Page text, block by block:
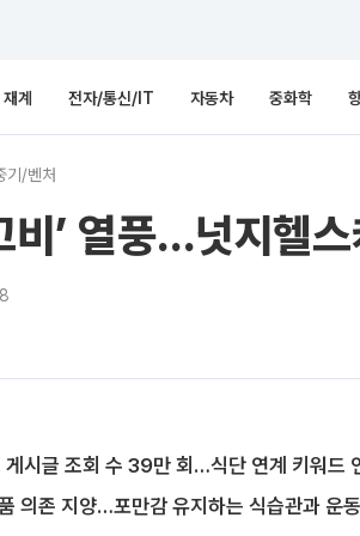
재계 전자/통신/IT 자동차 중화학
기/벤처
비’ 열풍…넛지헬
게시글 조회 수 39만 회…식단 연계 키워드
의존 지양…포만감 유지하는 식습관과 운